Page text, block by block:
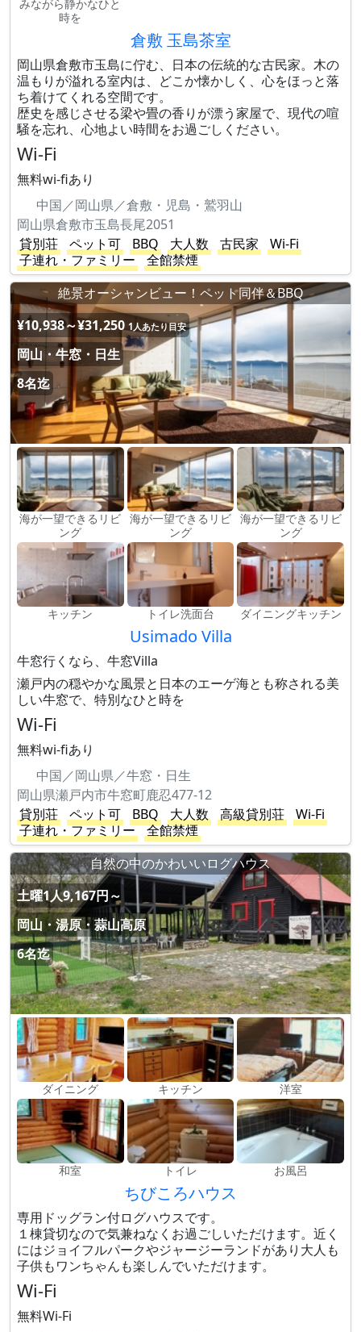
みながら静かなひと
時を
倉敷 玉島茶室
岡山県倉敷市玉島に佇む、日本の伝統的な古民家。木の
温もりが溢れる室内は、どこか懐かしく、心をほっと落
ち着けてくれる空間です。
歴史を感じさせる梁や畳の香りが漂う家屋で、現代の喧
騒を忘れ、心地よい時間をお過ごしください。
Wi-Fi
無料wi-fiあり
中国／岡山県／倉敷・児島・鷲羽山
岡山県倉敷市玉島長尾2051
貸別荘
ペット可 BBQ 大人数 古民家
Wi-Fi
子連れ・ファミリー
全館禁煙
絶景オーシャンビュー！ペット同伴＆BBQ
¥10,938～¥31,250 1人あたり目安
岡山・牛窓・日生
8名迄
海が一望できるリビ
ング
海が一望できるリビ
ング
海が一望できるリビ
ング
キッチン トイレ洗面台 ダイニングキッチン
Usimado Villa
牛窓行くなら、牛窓Villa
瀬戸内の穏やかな風景と日本のエーゲ海とも称される美
しい牛窓で、特別なひと時を
Wi-Fi
無料wi-fiあり
中国／岡山県／牛窓・日生
岡山県瀬戸内市牛窓町鹿忍477-12
貸別荘
ペット可 BBQ 大人数 高級貸別荘
Wi-Fi
子連れ・ファミリー
全館禁煙
自然の中のかわいいログハウス
土曜1人9,167円～
岡山・湯原・蒜山高原
6名迄
ダイニング キッチン 洋室
和室 トイレ お風呂
ちびころハウス
専用ドッグラン付ログハウスです。
１棟貸切なので気兼ねなくお過ごしいただけます。近く
にはジョイフルパークやジャージーランドがあり大人も
子供もワンちゃんも楽しんでいただけます。
Wi-Fi
無料Wi-Fi